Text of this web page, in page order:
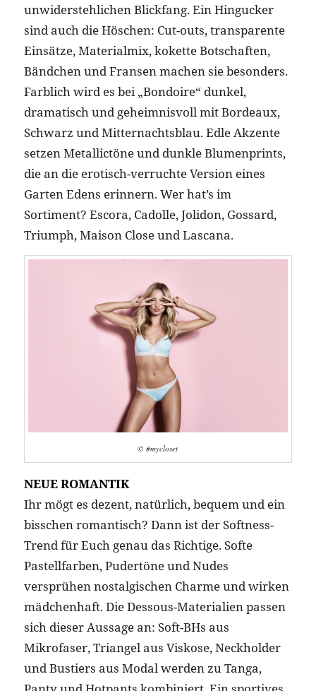
unwiderstehlichen Blickfang. Ein Hingucker
sind auch die Höschen: Cut-outs, transparente
Einsätze, Materialmix, kokette Botschaften,
Bändchen und Fransen machen sie besonders.
Farblich wird es bei „Bondoire“ dunkel,
dramatisch und geheimnisvoll mit Bordeaux,
Schwarz und Mitternachtsblau. Edle Akzente
setzen Metallictöne und dunkle Blumenprints,
die an die erotisch-verruchte Version eines
Garten Edens erinnern. Wer hat’s im
Sortiment? Escora, Cadolle, Jolidon, Gossard,
Triumph, Maison Close und Lascana.
© #mycloset
NEUE ROMANTIK
Ihr mögt es dezent, natürlich, bequem und ein
bisschen romantisch? Dann ist der Softness-
Trend für Euch genau das Richtige. Softe
Pastellfarben, Pudertöne und Nudes
versprühen nostalgischen Charme und wirken
mädchenhaft. Die Dessous-Materialien passen
sich dieser Aussage an: Soft-BHs aus
Mikrofaser, Triangel aus Viskose, Neckholder
und Bustiers aus Modal werden zu Tanga,